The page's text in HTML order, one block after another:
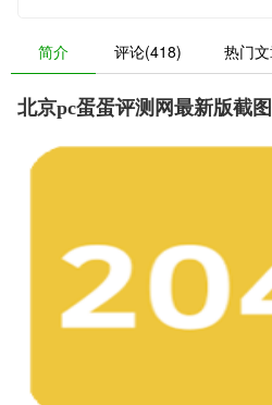
简介 评论(418) 热门
北京pc蛋蛋评测网最新版截图